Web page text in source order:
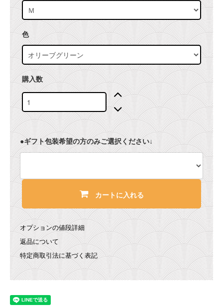
色
購入数
●ギフト包装希望の方のみご選択ください↓
カートに入れる
オプションの値段詳細
返品について
特定商取引法に基づく表記